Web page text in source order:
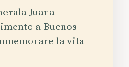
Juana
a Buenos
la vita